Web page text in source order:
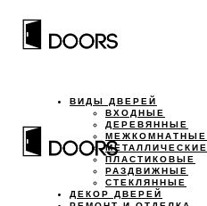
ВИДЫ ДВЕРЕЙ
ВХОДНЫЕ
ДЕРЕВЯННЫЕ
МЕЖКОМНАТНЫЕ
МЕТАЛЛИЧЕСКИЕ
ПЛАСТИКОВЫЕ
РАЗДВИЖНЫЕ
СТЕКЛЯННЫЕ
ДЕКОР ДВЕРЕЙ